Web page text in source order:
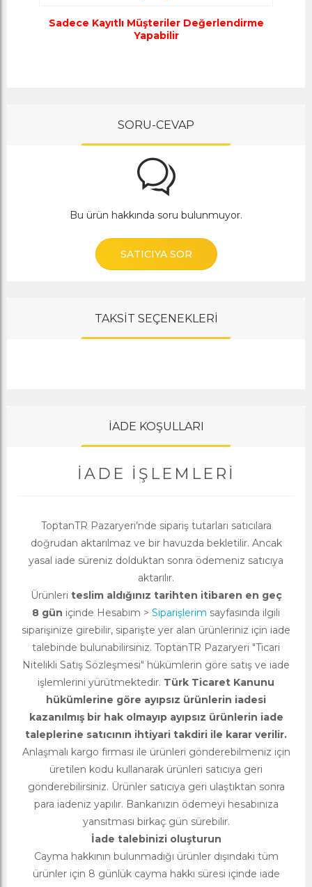
Sadece Kayıtlı Müşteriler Değerlendirme
Yapabilir
SORU-CEVAP
Bu ürün hakkında soru bulunmuyor.
SATICIYA SOR
TAKSİT SEÇENEKLERİ
İADE KOŞULLARI
İADE İŞLEMLERI
ToptanTR Pazaryeri’nde sipariş tutarları satıcılara
doğrudan aktarılmaz ve bir havuzda bekletilir. Ancak
yasal iade süreniz dolduktan sonra ödemeniz satıcıya
aktarılır.
Ürünleri teslim aldığınız tarihten itibaren en geç
8 gün içinde Hesabım > Siparişlerim sayfasında ilgili
siparişinize girebilir, siparişte yer alan ürünleriniz için iade
talebinde bulunabilirsiniz. ToptanTR Pazaryeri "Ticari
Nitelikli Satış Sözleşmesi" hükümlerin göre satış ve iade
işlemlerini yürütmektedir. Türk Ticaret Kanunu
hükümlerine göre ayıpsız ürünlerin iadesi
kazanılmış bir hak olmayıp ayıpsız ürünlerin iade
taleplerine satıcının ihtiyari takdiri ile karar verilir.
Anlaşmalı kargo firması ile ürünleri gönderebilmeniz için
üretilen kodu kullanarak ürünleri satıcıya geri
gönderebilirsiniz. Ürünler satıcıya geri ulaştıktan sonra
para iadeniz yapılır. Bankanızın ödemeyi hesabınıza
yansıtması birkaç gün sürebilir.
İade talebinizi oluşturun
Cayma hakkının bulunmadığı ürünler dışındaki tüm
ürünler için 8 günlük cayma hakkı süresi içinde iade